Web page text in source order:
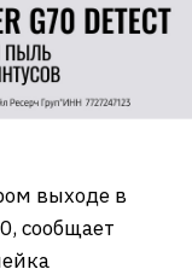
выходе в
сообщает